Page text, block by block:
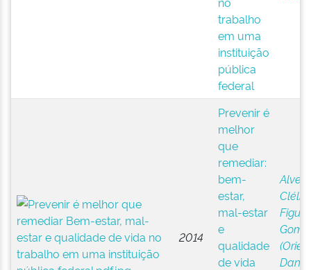
trabalho
em uma
instituição
pública
federal
2014
Prevenir é
melhor
que
remediar:
bem-
estar,
mal-estar
e
qualidade
de vida
Clélia